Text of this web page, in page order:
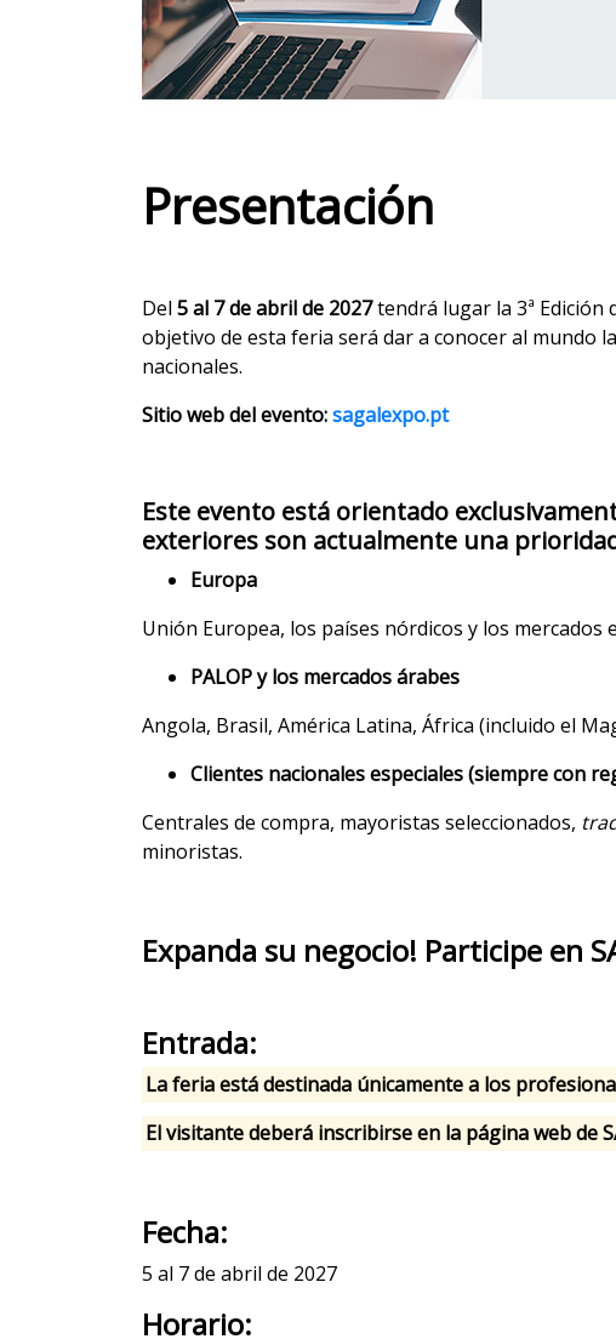
Presentación
Del 5 al 7 de abril de 2027tendrá lugar la 3ª Edición
objetivo de esta feria será dar a conocer al mundo
nacionales.
Sitio web del evento:sagalexpo.pt
Este evento está orientado
exteriores son actualmente una
Europa
Unión Europea, los países nórdicos y los
PALOP y los mercados árabes
Angola, Brasil, América Latina, África (incluido el
Clientes nacionales especiales (siempre con
Centrales de compra, mayoristas seleccionados,
minoristas.
Expanda su negocio! Participe en
Entrada:
La feria está destinada únicamente a los
El visitante deberá inscribirse en la página web de
Fecha:
5 al 7 de abril de 2027
Horario: